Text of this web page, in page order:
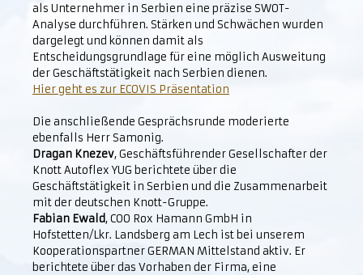
als Unternehmer in Serbien eine präzise SWOT-
Analyse durchführen. Stärken und Schwächen wurden
dargelegt und können damit als
Entscheidungsgrundlage für eine möglich Ausweitung
der Geschäftstätigkeit nach Serbien dienen.
Hier geht es zur ECOVIS Präsentation
Die anschließende Gesprächsrunde moderierte
ebenfalls Herr Samonig.
Dragan Knezev, Geschäftsführender Gesellschafter der
Knott Autoflex YUG berichtete über die
Geschäftstätigkeit in Serbien und die Zusammenarbeit
mit der deutschen Knott-Gruppe.
Fabian Ewald, COO Rox Hamann GmbH in
Hofstetten/Lkr. Landsberg am Lech ist bei unserem
Kooperationspartner GERMAN Mittelstand aktiv. Er
berichtete über das Vorhaben der Firma, eine